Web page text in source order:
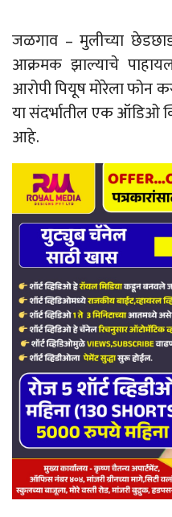
जळगाव – मुलीच्या
आक्रमक झाल्याचे
आरोपी पियूष मोरेला फोन
या संदर्भातील एक ऑडिओ
आहे.